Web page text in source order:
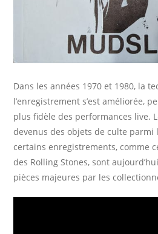
Dans les années 1970 et 1980, la
l’enregistrement s’est améliorée,
plus fidèle des performances live.
devenus des objets de culte parmi
certains enregistrements, comme
des Rolling Stones, sont
pièces majeures par les